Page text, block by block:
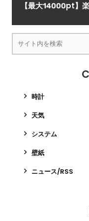
【最大14000pt】
時計
天気
システム
壁紙
ニュース/RSS